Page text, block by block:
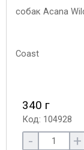
340 г
Код: 104928
- +